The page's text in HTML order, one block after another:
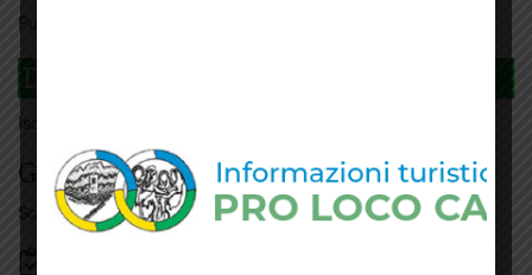
Puoi tesserarti online
DAGLI L'ANDA
Iscriviti
Giorno per giorno a Carmignano
Scopri tutti gli eventiqui